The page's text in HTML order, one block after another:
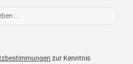
zur Kenntnis